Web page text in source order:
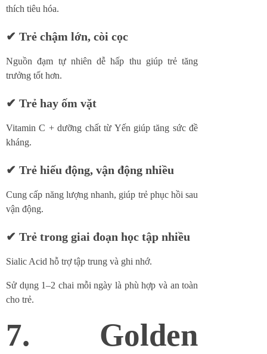
thích tiêu hóa.
✔ Trẻ chậm lớn, còi cọc
Nguồn đạm tự nhiên dễ hấp thu giúp trẻ tăng
trưởng tốt hơn.
✔ Trẻ hay ốm vặt
Vitamin C + dưỡng chất từ Yến giúp tăng sức đề
kháng.
✔ Trẻ hiếu động, vận động nhiều
Cung cấp năng lượng nhanh, giúp trẻ phục hồi sau
vận động.
✔ Trẻ trong giai đoạn học tập nhiều
Sialic Acid hỗ trợ tập trung và ghi nhớ.
Sử dụng 1–2 chai mỗi ngày là phù hợp và an toàn
cho trẻ.
7. Golden